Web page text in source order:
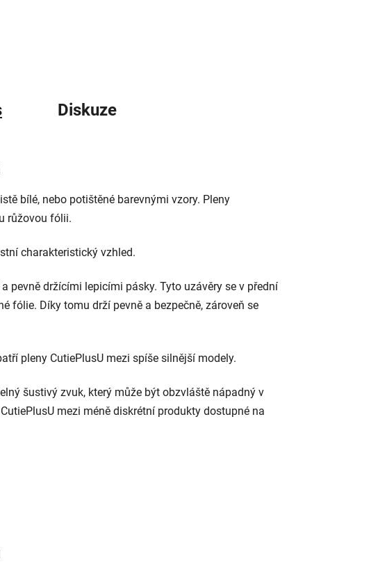
Diskuze
bílé, nebo potištěné barevnými vzory. Pleny
růžovou fólii.
charakteristický vzhled.
pevně držícími lepicími pásky. Tyto uzávěry se v přední
fólie. Díky tomu drží pevně a bezpečně, zároveň se
pleny CutiePlusU mezi spíše silnější modely.
šustivý zvuk, který může být obzvláště nápadný v
mezi méně diskrétní produkty dostupné na